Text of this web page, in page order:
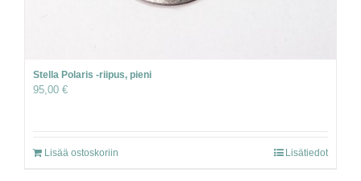
Stella Polaris -riipus, pieni
95,00 €
Lisää ostoskoriin Lisätiedot